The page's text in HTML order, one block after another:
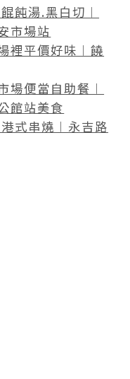
飩湯.黑白切︱
市場站
裡平價好味︱饒
場便當自助餐︱
館站美食
式串燒︱永吉路